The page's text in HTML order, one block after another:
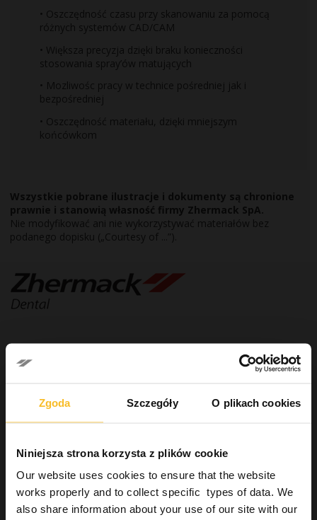
Zgoda Szczegóły O plikach cookies
Niniejsza strona korzysta z plików cookie
Our website uses cookies to ensure that the website
works properly and to collect specific types of data. We
also share information about your use of our site with our
• Oszczędność czasu przy skanowaniu za pomocą
różnych systemów CAD/CAM
• Większa precyzja dzięki braku konieczności
stosowania spray’ów matujących
• Mozliwośc pracy w technice pośredniej jak i
bezpośredniej
• Oszczędność materiału, dzięki mniejszym
końcówkom
Wszystkie pobrane ilustracje i dokumenty są chronione
prawnie i stanowią własność firmy Zhermack SpA.
Nie modyfikować ani nie wykorzystywać materiałów bez
podanego dopisku („Courtesy of ...”).
Dental
Dental
Modele gipsowe
Odwzorowanie tkanki dziąsłowej
Rejestracja zgryzu
Uzupełnienia stałe